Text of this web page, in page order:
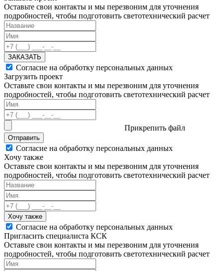
Оставьте свои контакты и мы перезвоним для уточнения
подробностей, чтобы подготовить светотехнический расчет
ЗАКАЗАТЬ
Согласие на обработку персональных данных
Загрузить проект
Оставьте свои контакты и мы перезвоним для уточнения
подробностей, чтобы подготовить светотехнический расчет
Прикрепить файл
Отправить
Согласие на обработку персональных данных
Хочу также
Оставьте свои контакты и мы перезвоним для уточнения
подробностей, чтобы подготовить светотехнический расчет
Хочу также
Согласие на обработку персональных данных
Пригласить специалиста КСК
Оставьте свои контакты и мы перезвоним для уточнения
подробностей, чтобы подготовить светотехнический расчет